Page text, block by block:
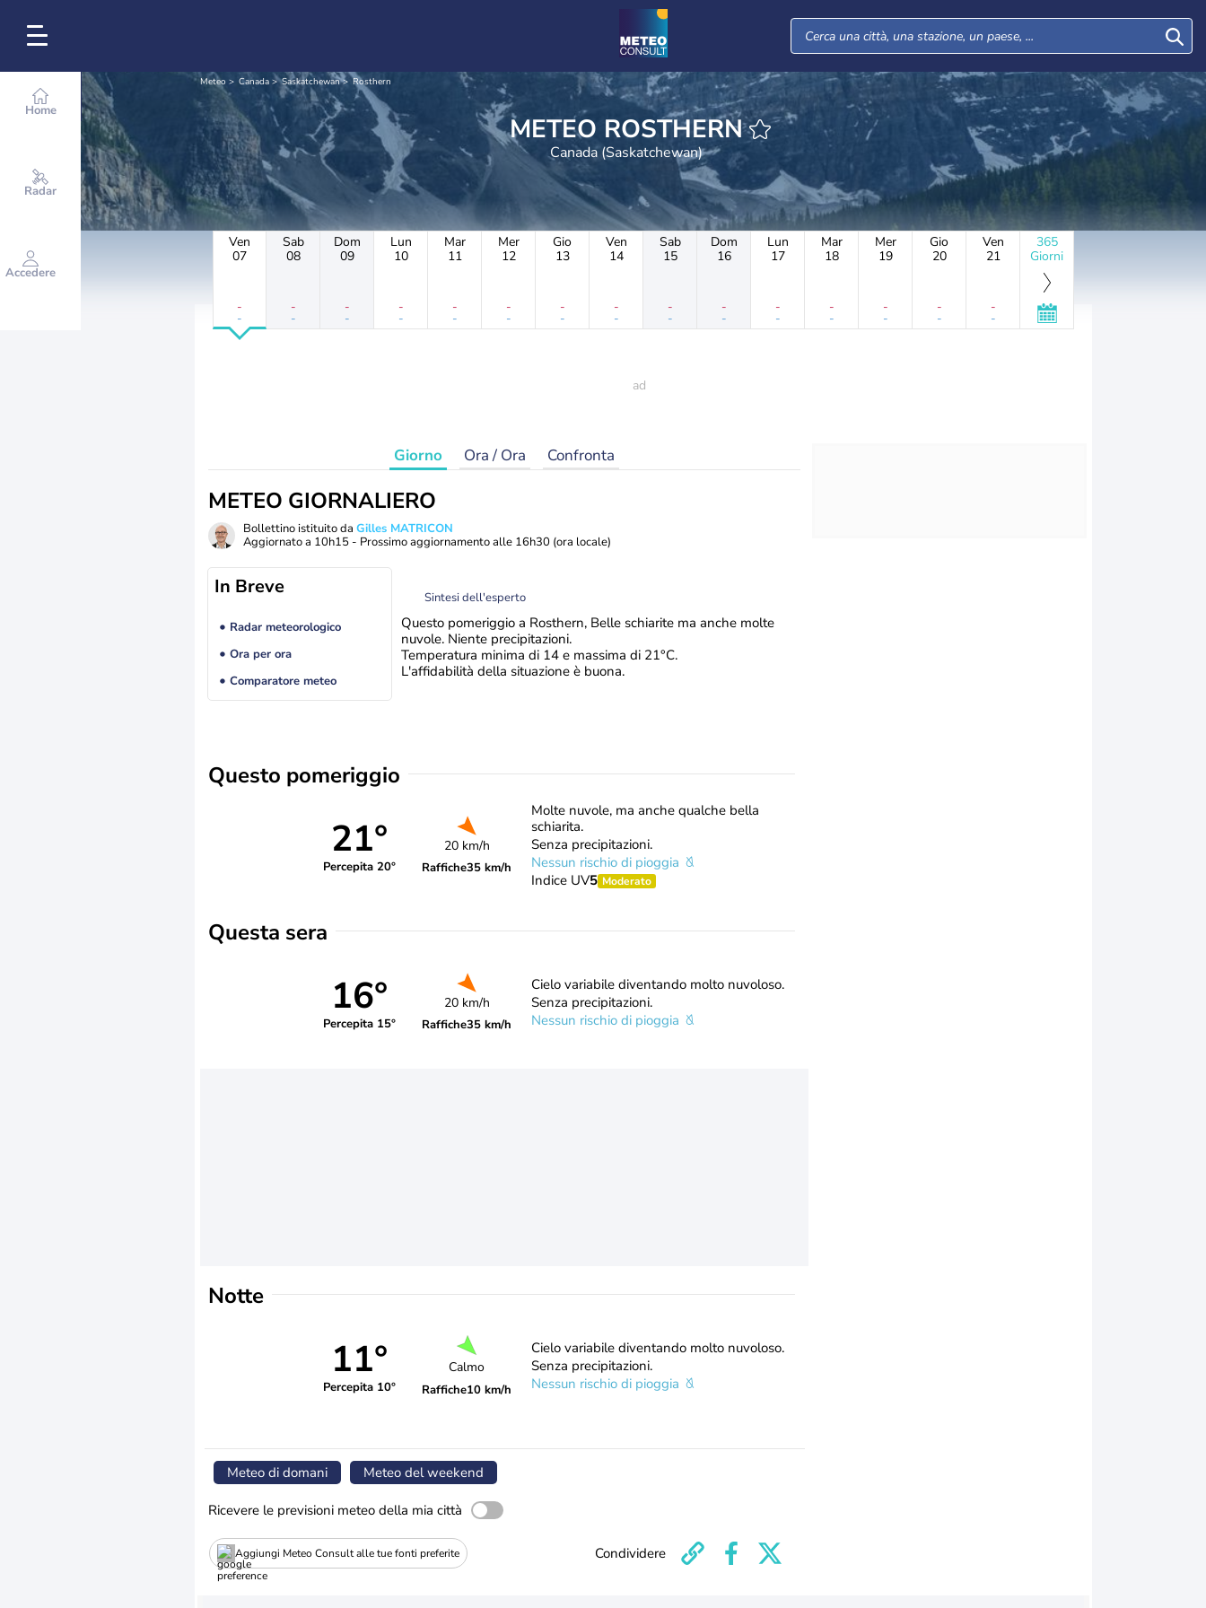
Home
Radar
Accedere
Meteo Canada Saskatchewan Rosthern
METEO ROSTHERN
Canada (Saskatchewan)
Ven
07
-
-
Sab
08
-
-
Dom
09
-
-
Lun
10
-
-
Mar
11
-
-
Mer
12
-
-
Gio
13
-
-
Ven
14
-
-
Sab
15
-
-
Dom
16
-
-
Lun
17
-
-
Mar
18
-
-
Mer
19
-
-
Gio
20
-
-
Ven
21
-
-
365
Giorni
Giorno Ora / Ora Confronta
METEO GIORNALIERO
Bollettino istituito da Gilles MATRICON
Aggiornato a 10h15 - Prossimo aggiornamento alle 16h30 (ora locale)
In Breve
Radar meteorologico
Ora per ora
Comparatore meteo
Sintesi dell'esperto
Questo pomeriggio a Rosthern, Belle schiarite ma anche molte
nuvole. Niente precipitazioni.
Temperatura minima di 14 e massima di 21°C.
L'affidabilità della situazione è buona.
Questo pomeriggio
21°
Percepita 20°
20 km/h
Raffiche35 km/h
Molte nuvole, ma anche qualche bella
schiarita.
Senza precipitazioni.
Nessun rischio di pioggia
Indice UV5 Moderato
Questa sera
16°
Percepita 15°
20 km/h
Raffiche35 km/h
Cielo variabile diventando molto nuvoloso.
Senza precipitazioni.
Nessun rischio di pioggia
Notte
11°
Percepita 10°
Calmo
Raffiche10 km/h
Cielo variabile diventando molto nuvoloso.
Senza precipitazioni.
Nessun rischio di pioggia
Meteo di domani Meteo del weekend
Ricevere le previsioni meteo della mia città
Aggiungi Meteo Consult alle tue fonti preferite Condividere